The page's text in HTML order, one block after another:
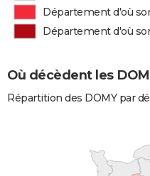
Département d'où
Département d'où
Où décèdent les
Répartition des DOMY par